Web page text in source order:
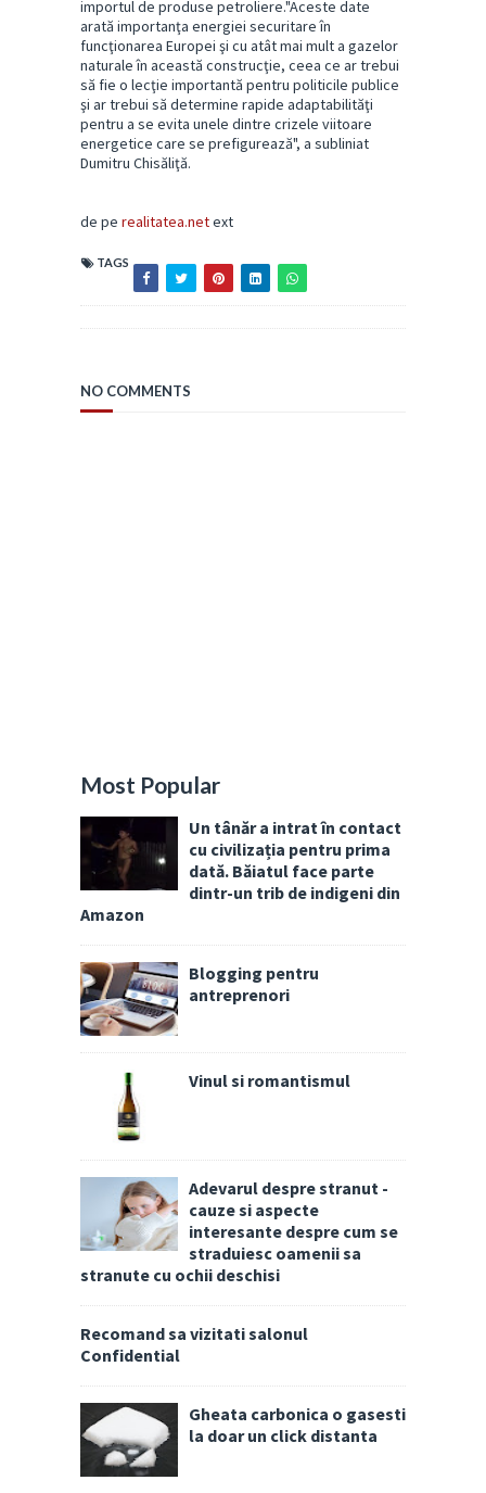
importul de produse petroliere."Aceste date
arată importanţa energiei securitare în
funcţionarea Europei şi cu atât mai mult a gazelor
naturale în această construcţie, ceea ce ar trebui
să fie o lecţie importantă pentru politicile publice
şi ar trebui să determine rapide adaptabilităţi
pentru a se evita unele dintre crizele viitoare
energetice care se prefigurează", a subliniat
Dumitru Chisăliţă.
de pe realitatea.netext
TAGS
NO COMMENTS
Most Popular
Un tânăr a intrat în contact
cu civilizația pentru prima
dată. Băiatul face parte
dintr-un trib de indigeni din
Amazon
Blogging pentru
antreprenori
Vinul si romantismul
Adevarul despre stranut -
cauze si aspecte
interesante despre cum se
straduiesc oamenii sa
stranute cu ochii deschisi
Recomand sa vizitati salonul
Confidential
Gheata carbonica o gasesti
la doar un click distanta